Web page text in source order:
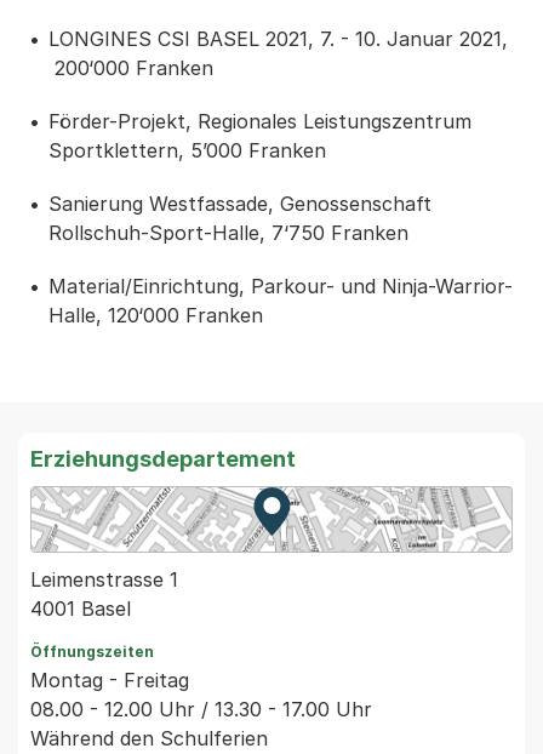
LONGINES CSI BASEL 2021, 7. - 10. Januar 2021,
200‘000 Franken
Förder-Projekt, Regionales Leistungszentrum
Sportklettern, 5’000 Franken
Sanierung Westfassade, Genossenschaft
Rollschuh-Sport-Halle, 7‘750 Franken
Material/Einrichtung, Parkour- und Ninja-Warrior-
Halle, 120‘000 Franken
Erziehungsdepartement
Zur Karte von MapBS.
Externer Link, wird in einem
Leimenstrasse 1
4001 Basel
Öffnungszeiten
Montag - Freitag
08.00 - 12.00 Uhr / 13.30 - 17.00 Uhr
Während den Schulferien